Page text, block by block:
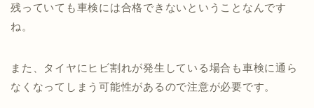
残っていても車検には合格できないということなんです
ね。
また、タイヤにヒビ割れが発生している場合も車検に通ら
なくなってしまう可能性があるので注意が必要です。